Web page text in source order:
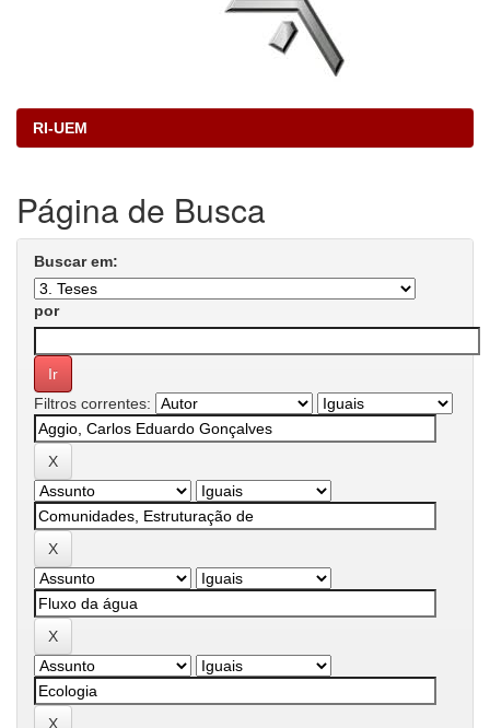
RI-UEM
Página de Busca
Buscar em:
por
Filtros correntes: